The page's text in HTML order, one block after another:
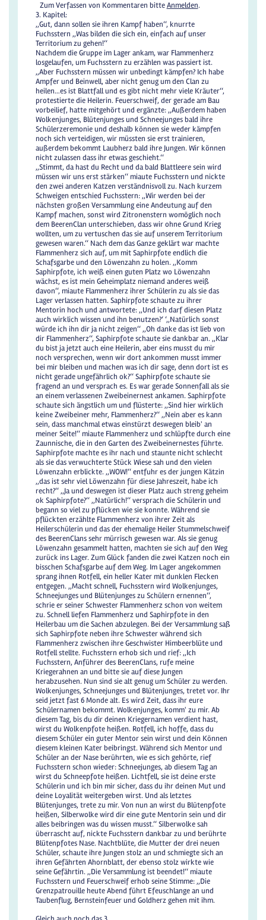
Zum Verfassen von Kommentaren bitteAnmelden.
3. Kapitel:
,,Gut, dann sollen sie ihren Kampf haben‘‘, knurrte
Fuchsstern ,,Was bilden die sich ein, einfach auf unser
Territorium zu gehen!‘‘
Nachdem die Gruppe im Lager ankam, war Flammenherz
losgelaufen, um Fuchsstern zu erzählen was passiert ist.
,,Aber Fuchsstern müssen wir unbedingt kämpfen? Ich habe
Ampfer und Beinwell, aber nicht genug um den Clan zu
heilen…es ist Blattfall und es gibt nicht mehr viele Kräuter‘‘,
protestierte die Heilerin. Feuerschweif, der gerade am Bau
vorbeilief, hatte mitgehört und ergänzte: ,,Außerdem haben
Wolkenjunges, Blütenjunges und Schneejunges bald ihre
Schülerzeremonie und deshalb können sie weder kämpfen
noch sich verteidigen, wir müssten sie erst trainieren,
außerdem bekommt Laubherz bald ihre Jungen. Wir können
nicht zulassen dass ihr etwas geschieht.‘‘
,,Stimmt, da hast du Recht und da bald Blattleere sein wird
müssen wir uns erst stärken‘‘ miaute Fuchsstern und nickte
den zwei anderen Katzen verständnisvoll zu. Nach kurzem
Schweigen entschied Fuchsstern: ,,Wir werden bei der
nächsten großen Versammlung eine Andeutung auf den
Kampf machen, sonst wird Zitronenstern womöglich noch
dem BeerenClan unterschieben, dass wir ohne Grund Krieg
wollten, um zu vertuschen das sie auf unserem Territorium
gewesen waren.‘‘ Nach dem das Ganze geklärt war machte
Flammenherz sich auf, um mit Saphirpfote endlich die
Schafsgarbe und den Löwenzahn zu holen. ,,Komm
Saphirpfote, ich weiß einen guten Platz wo Löwenzahn
wächst, es ist mein Geheimplatz niemand anderes weiß
davon‘‘, miaute Flammenherz ihrer Schülerin zu als sie das
Lager verlassen hatten. Saphirpfote schaute zu ihrer
Mentorin hoch und antwortete: ,,Und ich darf diesen Platz
auch wirklich wissen und ihn benutzen?‘ ‘,,Natürlich sonst
würde ich ihn dir ja nicht zeigen‘‘ ,,Oh danke das ist lieb von
dir Flammenherz‘‘, Saphirpfote schaute sie dankbar an. ,,Klar
du bist ja jetzt auch eine Heilerin, aber eins musst du mir
noch versprechen, wenn wir dort ankommen musst immer
bei mir bleiben und machen was ich dir sage, denn dort ist es
nicht gerade ungefährlich ok?‘‘ Saphirpfote schaute sie
fragend an und versprach es. Es war gerade Sonnenfall als sie
an einem verlassenen Zweibeinernest ankamen. Saphirpfote
schaute sich ängstlich um und flüsterte: ,,Sind hier wirklich
keine Zweibeiner mehr, Flammenherz?‘‘ ,,Nein aber es kann
sein, dass manchmal etwas einstürzt deswegen bleib' an
meiner Seite!‘‘ miaute Flammenherz und schlüpfte durch eine
Zaunnische, die in den Garten des Zweibeinernestes führte.
Saphirpfote machte es ihr nach und staunte nicht schlecht
als sie das verwuchterte Stück Wiese sah und den vielen
Löwenzahn erblickte. ,,WOW!‘‘ entfuhr es der jungen Kätzin
,,das ist sehr viel Löwenzahn für diese Jahreszeit, habe ich
recht?‘‘ ,,Ja und deswegen ist dieser Platz auch streng geheim
ok Saphirpfote?‘‘ ,,Natürlich!‘‘ versprach die Schülerin und
begann so viel zu pflücken wie sie konnte. Während sie
pflückten erzählte Flammenherz von ihrer Zeit als
Heilerschülerin und das der ehemalige Heiler Stummelschweif
des BeerenClans sehr mürrisch gewesen war. Als sie genug
Löwenzahn gesammelt hatten, machten sie sich auf den Weg
zurück ins Lager. Zum Glück fanden die zwei Katzen noch ein
bisschen Schafsgarbe auf dem Weg. Im Lager angekommen
sprang ihnen Rotfell, ein heller Kater mit dunklen Flecken
entgegen. ,,Macht schnell, Fuchsstern wird Wolkenjunges,
Schneejunges und Blütenjunges zu Schülern ernennen‘‘,
schrie er seiner Schwester Flammenherz schon von weitem
zu. Schnell liefen Flammenherz und Saphirpfote in den
Heilerbau um die Sachen abzulegen. Bei der Versammlung saß
sich Saphirpfote neben ihre Schwester während sich
Flammenherz zwischen ihre Geschwister Himbeerblüte und
Rotfell stellte. Fuchsstern erhob sich und rief: ,,Ich
Fuchsstern, Anführer des BeerenClans, rufe meine
Kriegerahnen an und bitte sie auf diese Jungen
herabzusehen. Nun sind sie alt genug um Schüler zu werden.
Wolkenjunges, Schneejunges und Blütenjunges, tretet vor. Ihr
seid jetzt fast 6 Monde alt. Es wird Zeit, dass ihr eure
Schülernamen bekommt. Wolkenjunges, komm' zu mir. Ab
diesem Tag, bis du dir deinen Kriegernamen verdient hast,
wirst du Wolkenpfote heißen. Rotfell, ich hoffe, dass du
diesem Schüler ein guter Mentor sein wirst und dein Können
diesem kleinen Kater beibringst. Während sich Mentor und
Schüler an der Nase berührten, wie es sich gehörte, rief
Fuchsstern schon wieder: Schneejunges, ab diesem Tag an
wirst du Schneepfote heißen. Lichtfell, sie ist deine erste
Schülerin und ich bin mir sicher, dass du ihr deinen Mut und
deine Loyalität weitergeben wirst. Und als letztes
Blütenjunges, trete zu mir. Von nun an wirst du Blütenpfote
heißen, Silberwolke wird dir eine gute Mentorin sein und dir
alles beibringen was du wissen musst.‘‘ Silberwolke sah
überrascht auf, nickte Fuchsstern dankbar zu und berührte
Blütenpfotes Nase. Nachtblüte, die Mutter der drei neuen
Schüler, schaute ihre Jungen stolz an und schmiegte sich an
ihren Gefährten Ahornblatt, der ebenso stolz wirkte wie
seine Gefährtin. ,,Die Versammlung ist beendet!‘‘ miaute
Fuchsstern und Feuerschweif erhob seine Stimme: ,,Die
Grenzpatrouille heute Abend führt Efeuschlange an und
Taubenflug, Bernsteinfeuer und Goldherz gehen mit ihm.